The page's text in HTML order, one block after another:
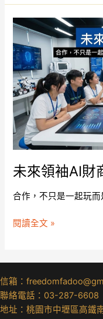
未來領袖AI財
合作，不只是一起玩
未
來
領
袖
AI
財
商
營
閱讀全文 »
信箱：
聯絡電話：03-287-6608
地址：桃園市中壢區高鐵